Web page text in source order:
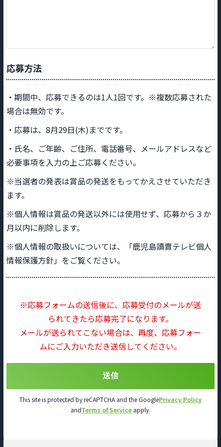
応募方法
・期間中、応募できるのは1人1回です。※複数応募された
場合は無効です。
・応募は、8月29日(木)までです。
・氏名、ご年齢、ご住所、電話番号、メールアドレスなど
必要事項を入力の上ご応募ください。
※当選者の発表は賞品の発送をもってかえさせていただき
ます。
※個人情報は賞品の発送以外には使用せず、応募から３か
月以内に削除します。
※個人情報の取扱いについては、「鹿児島讀賣テレビ個人
情報保護方針」をご覧ください。
※応募フォームの送信後に、応募受付のメールが送
られてきたら応募完了になります。
メールが送られてこない場合は、再度、応募フォー
ムにご入力いただき送信してください。
This site is protected by reCAPTCHA and the GooglePrivacy Policy
andTerms of Service apply.